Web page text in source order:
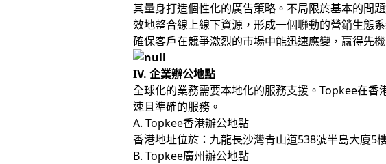
其量身打造個性化的廣告策略。不局限於基本的問
效地整合線上線下資源，形成一個聯動的營銷生態
確保客戶在競爭激烈的市場中能迅速應變，贏得先機
IV. 企業辦公地點
全球化的業務需要本地化的服務支援。Topkee在
速且準確的服務。
A. Topkee香港辦公地點
香港地址位於：九龍長沙灣青山道538號半島大廈
B. Topkee廣州辦公地點